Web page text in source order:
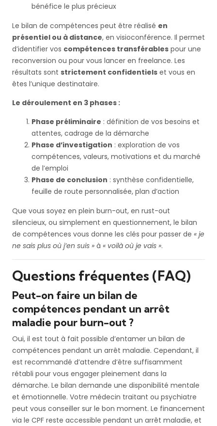
bénéfice le plus précieux
Le bilan de compétences peut être réalisé en
présentiel ou à distance, en visioconférence. Il permet
d’identifier vos compétences transférables pour une
reconversion ou pour vous lancer en freelance. Les
résultats sont strictement confidentiels et vous en
êtes l’unique destinataire.
Le déroulement en 3 phases :
Phase préliminaire : définition de vos besoins et
attentes, cadrage de la démarche
Phase d’investigation : exploration de vos
compétences, valeurs, motivations et du marché
de l’emploi
Phase de conclusion : synthèse confidentielle,
feuille de route personnalisée, plan d’action
Que vous soyez en plein burn-out, en rust-out
silencieux, ou simplement en questionnement, le bilan
de compétences vous donne les clés pour passer de « je
ne sais plus où j’en suis » à « voilà où je vais ».
Questions fréquentes (FAQ)
Peut-on faire un bilan de
compétences pendant un arrêt
maladie pour burn-out ?
Oui, il est tout à fait possible d’entamer un bilan de
compétences pendant un arrêt maladie. Cependant, il
est recommandé d’attendre d’être suffisamment
rétabli pour vous engager pleinement dans la
démarche. Le bilan demande une disponibilité mentale
et émotionnelle. Votre médecin traitant ou psychiatre
peut vous conseiller sur le bon moment. Le financement
via le CPF reste accessible pendant un arrêt maladie, et